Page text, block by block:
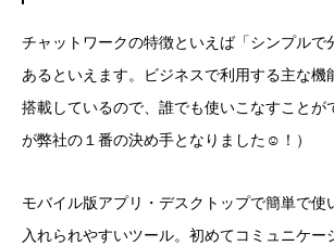
チャットワークの特徴といえば「シンプルで
あるといえます。ビジネスで利用する主な機
搭載しているので、誰でも使いこなすこと
が弊社の１番の決め手となりました☺！）
モバイル版アプリ・デスクトップで簡単で使
入れられやすいツール。初めてコミュニケー